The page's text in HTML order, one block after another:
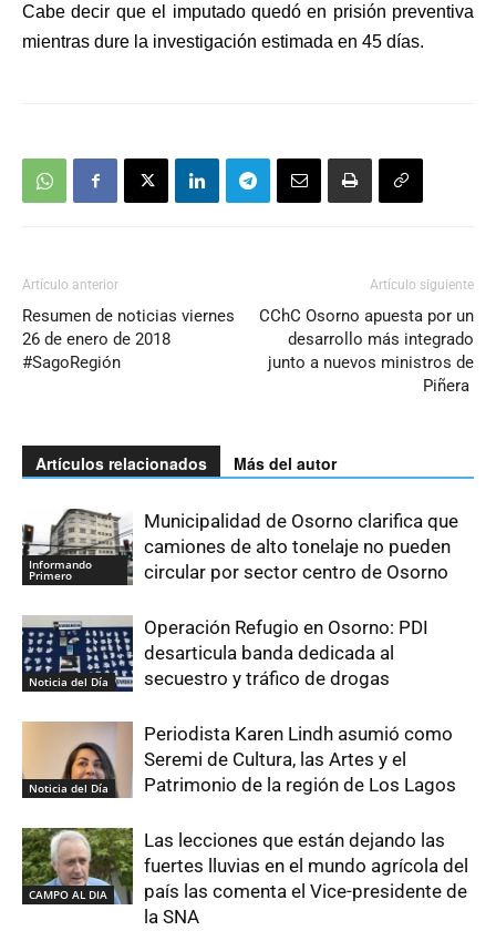
Cabe decir que el imputado quedó en prisión preventiva
mientras dure la investigación estimada en 45 días.
Artículo anterior
Resumen de noticias viernes
26 de enero de 2018
#SagoRegión
Artículo siguiente
CChC Osorno apuesta por un
desarrollo más integrado
junto a nuevos ministros de
Piñera
Artículos relacionados Más del autor
Informando
Primero
Municipalidad de Osorno clarifica que
camiones de alto tonelaje no pueden
circular por sector centro de Osorno
Noticia del Día
Operación Refugio en Osorno: PDI
desarticula banda dedicada al
secuestro y tráfico de drogas
Noticia del Día
Periodista Karen Lindh asumió como
Seremi de Cultura, las Artes y el
Patrimonio de la región de Los Lagos
CAMPO AL DIA
Las lecciones que están dejando las
fuertes lluvias en el mundo agrícola del
país las comenta el Vice-presidente de
la SNA